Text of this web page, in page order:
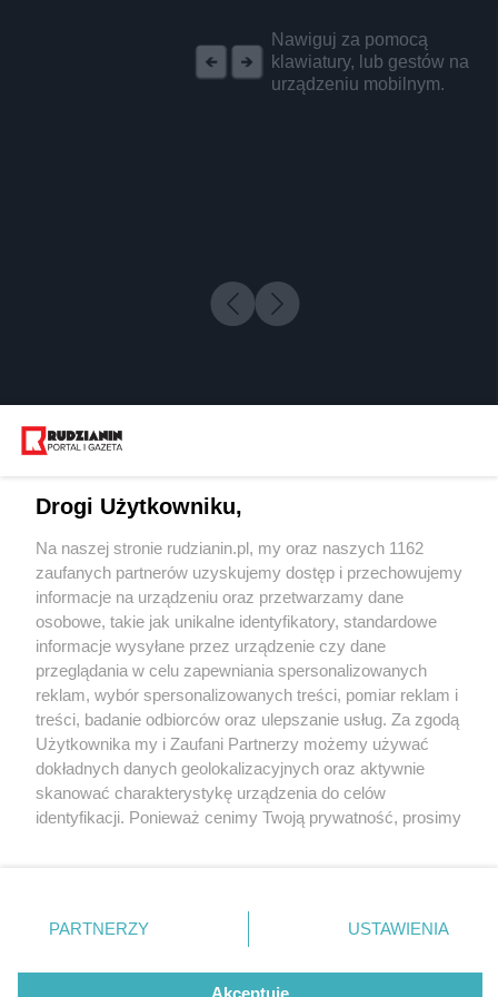
Nawiguj za pomocą
klawiatury, lub gestów na
urządzeniu mobilnym.
4 / 0
Wydawca mediów
Nie zapomnij
zapoznać się z:
polityką prywatności regulamin korzystania z portali
Twojemiasto
Piekary Śląskie
Chorzów
Tarnowskie Góry
Gliwice
Skontakuj sięz nami
Kontakt
Wydawca
Redakcja
Drogi Użytkowniku,
Na naszej stronie rudzianin.pl, my oraz naszych 1162
zaufanych partnerów uzyskujemy dostęp i przechowujemy
informacje na urządzeniu oraz przetwarzamy dane
osobowe, takie jak unikalne identyfikatory, standardowe
informacje wysyłane przez urządzenie czy dane
przeglądania w celu zapewniania spersonalizowanych
reklam, wybór spersonalizowanych treści, pomiar reklam i
treści, badanie odbiorców oraz ulepszanie usług. Za zgodą
Użytkownika my i Zaufani Partnerzy możemy używać
dokładnych danych geolokalizacyjnych oraz aktywnie
skanować charakterystykę urządzenia do celów
identyfikacji. Ponieważ cenimy Twoją prywatność, prosimy
prywatności znajdujący się w lewym dolnym rogu strony
. Niektóre rodzaje przetwarzania danych nie wymagają
zgody użytkownika, ale masz prawo sprzeciwić się
takiemu przetwarzaniu. Preferencje będą miały
PARTNERZY USTAWIENIA
Akceptuję